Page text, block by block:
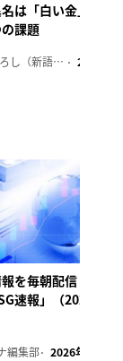
は「白い金」、リ
課題
もり ひろし（新語ウォッチャー） 2023年7
を毎朝配信「オル
速報」（2026年8
編集部 2026年8月7日